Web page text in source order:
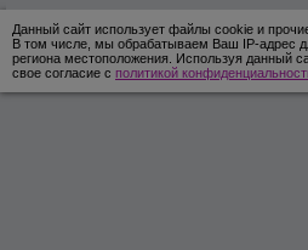
Данный сайт использует файлы cookie и
В том числе, мы обрабатываем Ваш IP-адрес
региона местоположения. Используя данный
свое согласие с политикой